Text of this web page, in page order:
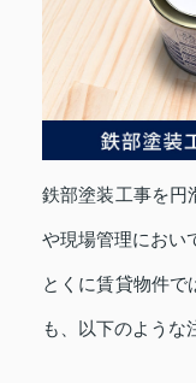
鉄部塗装工事を円
や現場管理におい
とくに賃貸物件で
も、以下のような